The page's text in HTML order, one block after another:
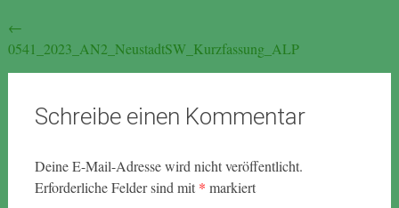
Beitragsnavigation
←
0541_2023_AN2_NeustadtSW_Kurzfassung_ALP
Schreibe einen Kommentar
Deine E-Mail-Adresse wird nicht veröffentlicht.
Erforderliche Felder sind mit * markiert